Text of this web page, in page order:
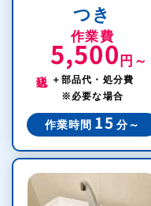
つき
作業費
5,500 円～
＋部品代・処分費
※必要な場合
作業時間 15 分～